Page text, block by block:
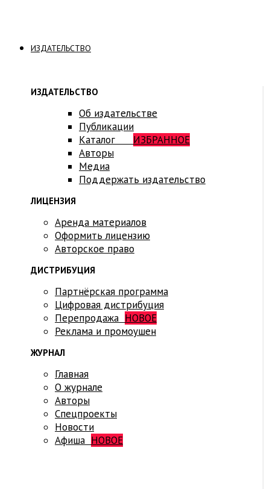
ИЗДАТЕЛЬСТВО
ИЗДАТЕЛЬСТВО
Об издательстве
Публикации
Каталог ИЗБРАННОЕ
Авторы
Медиа
Поддержать издательство
ЛИЦЕНЗИЯ
Аренда материалов
Оформить лицензию
Авторское право
ДИСТРИБУЦИЯ
Партнёрская программа
Цифровая дистрибуция
Перепродажа НОВОЕ
Реклама и промоушен
ЖУРНАЛ
Главная
О журнале
Авторы
Спецпроекты
Новости
Афиша НОВОЕ